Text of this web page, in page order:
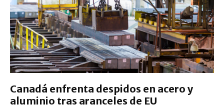
Canadá enfrenta despidos en acero y
aluminio tras aranceles de EU